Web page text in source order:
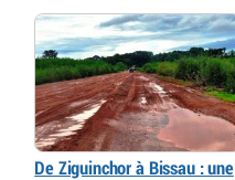
De Ziguinchor à Bissau : une